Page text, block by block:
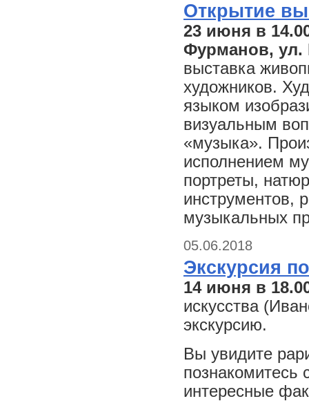
Открытие
23 июня в
Фурманов, ул.
выставка
художников.
языком
визуальным
«музыка».
исполнением
портреты,
инструментов,
музыкальных
05.06.2018
Экскурсия
14 июня в
искусства
экскурсию.
Вы увидите
познакомитесь
интересные